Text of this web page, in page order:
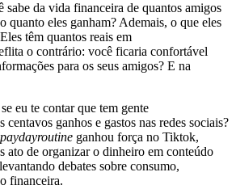
sabe da vida financeira de quantos amigos
quanto eles ganham? Ademais, o que eles
têm quantos reais em
o contrário: você ficaria confortável
para os seus amigos? E na
eu te contar que tem gente
ganhos e gastos nas redes sociais?
ganhou força no Tiktok,
ato de organizar o dinheiro em conteúdo
debates sobre consumo,
financeira.